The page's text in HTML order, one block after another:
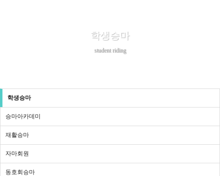
학생승마
student riding
학생승마
승마아카데미
재활승마
자마회원
동호회승마